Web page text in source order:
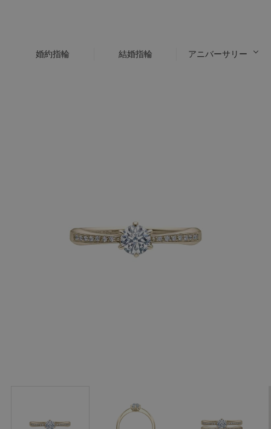
婚約指輪 結婚指輪 アニバーサリー